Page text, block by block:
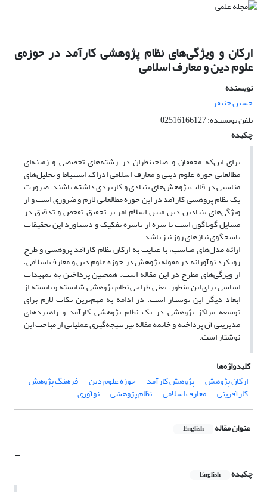
ارکان و ویژگی‌های نظام پژوهشی کارآمد در حوزه‌ی
علوم دین و معارف اسلامی
نویسنده
حسین خنیفر
تلفن نویسنده: 02516166127
چکیده
برای این‌که محققان و صاحبنظران در رشته‌های تخصصی و زمینه‌ای
مطالعاتی حوزه علوم دینی و معارف اسلامی ادراک, استنباط و تحلیل‌های
مناسبی در قالب پژوهش‌های بنیادی و کاربردی داشته باشند، ضرورت
یک نظام پژوهشی کارآمد در این حوزه مطالعاتی لازم و ضروری است و از
ویژگی‌های بنیادین دین مبین اسلام امر بر تحقیق, تفحص و تدقیق در
مسایل گوناگون است تا سره از ناسره تفکیک و دستاورد این تحقیقات
پاسخگوی نیازهای روز نیز باشد.
ارائه مدل‌های مناسب، با عنایت به ارکان نظام کارآمد پژوهشی و طرح
رویکرد نوآورانه در مقوله پژوهش در حوزه علوم دین و معارف اسلامی،
از ویژگی‌های مطرح در این مقاله است. همچنین پرداختن به تمهیدات
اساسی برای این منظور، یعنی طراحی نظام پژوهشی شایسته و بایسته از
ابعاد دیگر این نوشتار است. در ادامه به مهم‌ترین نکات لازم برای
توسعه مراکز پژوهشی در یک نظام پژوهشی کارآمد و راهبردهای
مدیریتی آن پرداخته و خاتمه مقاله نیز نتیجه‌گیری عملیاتی از مباحث این
نوشتار است.
کلیدواژه‌ها
ارکان پژوهش
پژوهش کارآمد حوزه علوم دین فرهنگ پژوهش
کارآفرینی معارف اسلامی نظام پژوهشی نوآوری
عنوان مقاله English
-
چکیده English